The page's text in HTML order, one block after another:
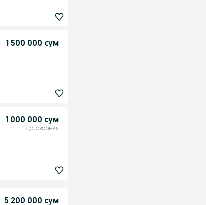
1 500 000 сум
1 000 000 сум
Договорная
5 200 000 сум